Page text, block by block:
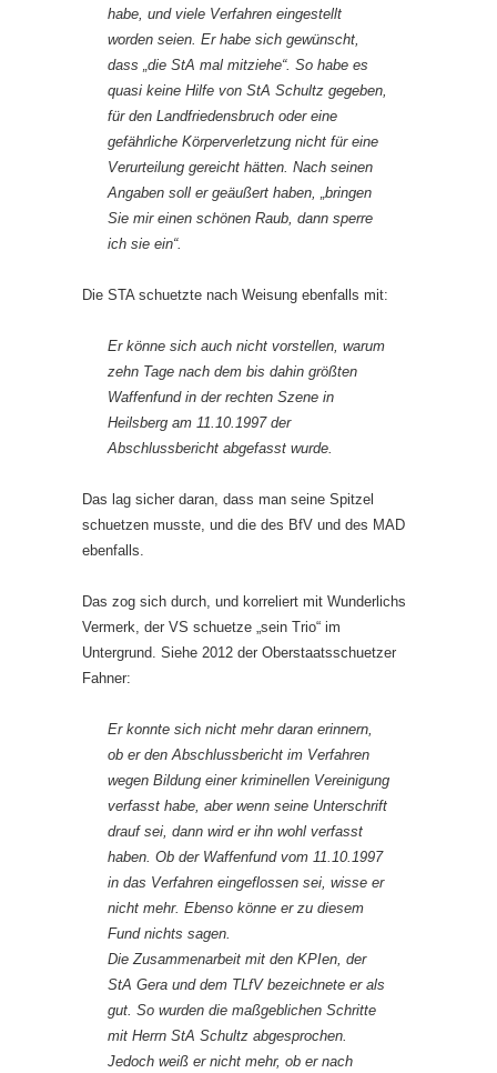
habe, und viele Verfahren eingestellt
worden seien. Er habe sich gewünscht,
dass „die StA mal mitziehe“. So habe es
quasi keine Hilfe von StA Schultz gegeben,
für den Landfriedensbruch oder eine
gefährliche Körperverletzung nicht für eine
Verurteilung gereicht hätten. Nach seinen
Angaben soll er geäußert haben, „bringen
Sie mir einen schönen Raub, dann sperre
ich sie ein“.
Die STA schuetzte nach Weisung ebenfalls mit:
Er könne sich auch nicht vorstellen, warum
zehn Tage nach dem bis dahin größten
Waffenfund in der rechten Szene in
Heilsberg am 11.10.1997 der
Abschlussbericht abgefasst wurde.
Das lag sicher daran, dass man seine Spitzel
schuetzen musste, und die des BfV und des MAD
ebenfalls.
Das zog sich durch, und korreliert mit Wunderlichs
Vermerk, der VS schuetze „sein Trio“ im
Untergrund. Siehe 2012 der Oberstaatsschuetzer
Fahner:
Er konnte sich nicht mehr daran erinnern,
ob er den Abschlussbericht im Verfahren
wegen Bildung einer kriminellen Vereinigung
verfasst habe, aber wenn seine Unterschrift
drauf sei, dann wird er ihn wohl verfasst
haben. Ob der Waffenfund vom 11.10.1997
in das Verfahren eingeflossen sei, wisse er
nicht mehr. Ebenso könne er zu diesem
Fund nichts sagen.
Die Zusammenarbeit mit den KPIen, der
StA Gera und dem TLfV bezeichnete er als
gut. So wurden die maßgeblichen Schritte
mit Herrn StA Schultz abgesprochen.
Jedoch weiß er nicht mehr, ob er nach